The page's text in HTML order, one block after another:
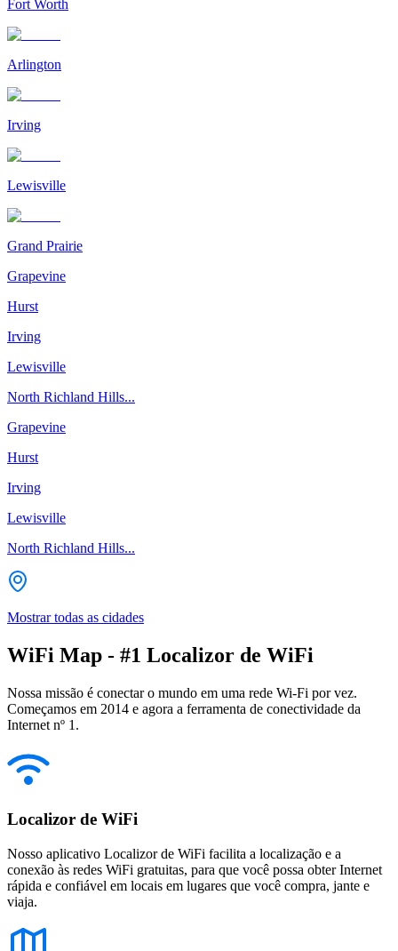
Fort Worth
Arlington
Irving
Lewisville
Grand Prairie
Grapevine
Hurst
Irving
Lewisville
North Richland Hills...
Grapevine
Hurst
Irving
Lewisville
North Richland Hills...
Mostrar todas as cidades
WiFi Map - #1 Localizor de WiFi
Nossa missão é conectar o mundo em uma rede Wi-Fi por vez.
Começamos em 2014 e agora a ferramenta de conectividade da
Internet nº 1.
Localizor de WiFi
Nosso aplicativo Localizor de WiFi facilita a localização e a
conexão às redes WiFi gratuitas, para que você possa obter Internet
rápida e confiável em locais em lugares que você compra, jante e
viaja.